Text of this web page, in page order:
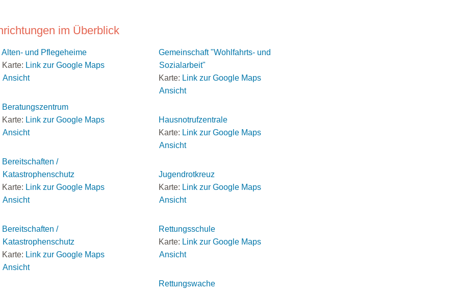
im Überblick
Alten- und Pflegeheime
Karte: Link zur Google Maps
Ansicht
Beratungszentrum
Karte: Link zur Google Maps
Ansicht
Bereitschaften /
Katastrophenschutz
Karte: Link zur Google Maps
Ansicht
Bereitschaften /
Katastrophenschutz
Karte: Link zur Google Maps
Ansicht
Gemeinschaft "Wohlfahrts- und
Sozialarbeit"
Karte: Link zur Google Maps
Ansicht
Hausnotrufzentrale
Karte: Link zur Google Maps
Ansicht
Jugendrotkreuz
Karte: Link zur Google Maps
Ansicht
Rettungsschule
Karte: Link zur Google Maps
Ansicht
Rettungswache